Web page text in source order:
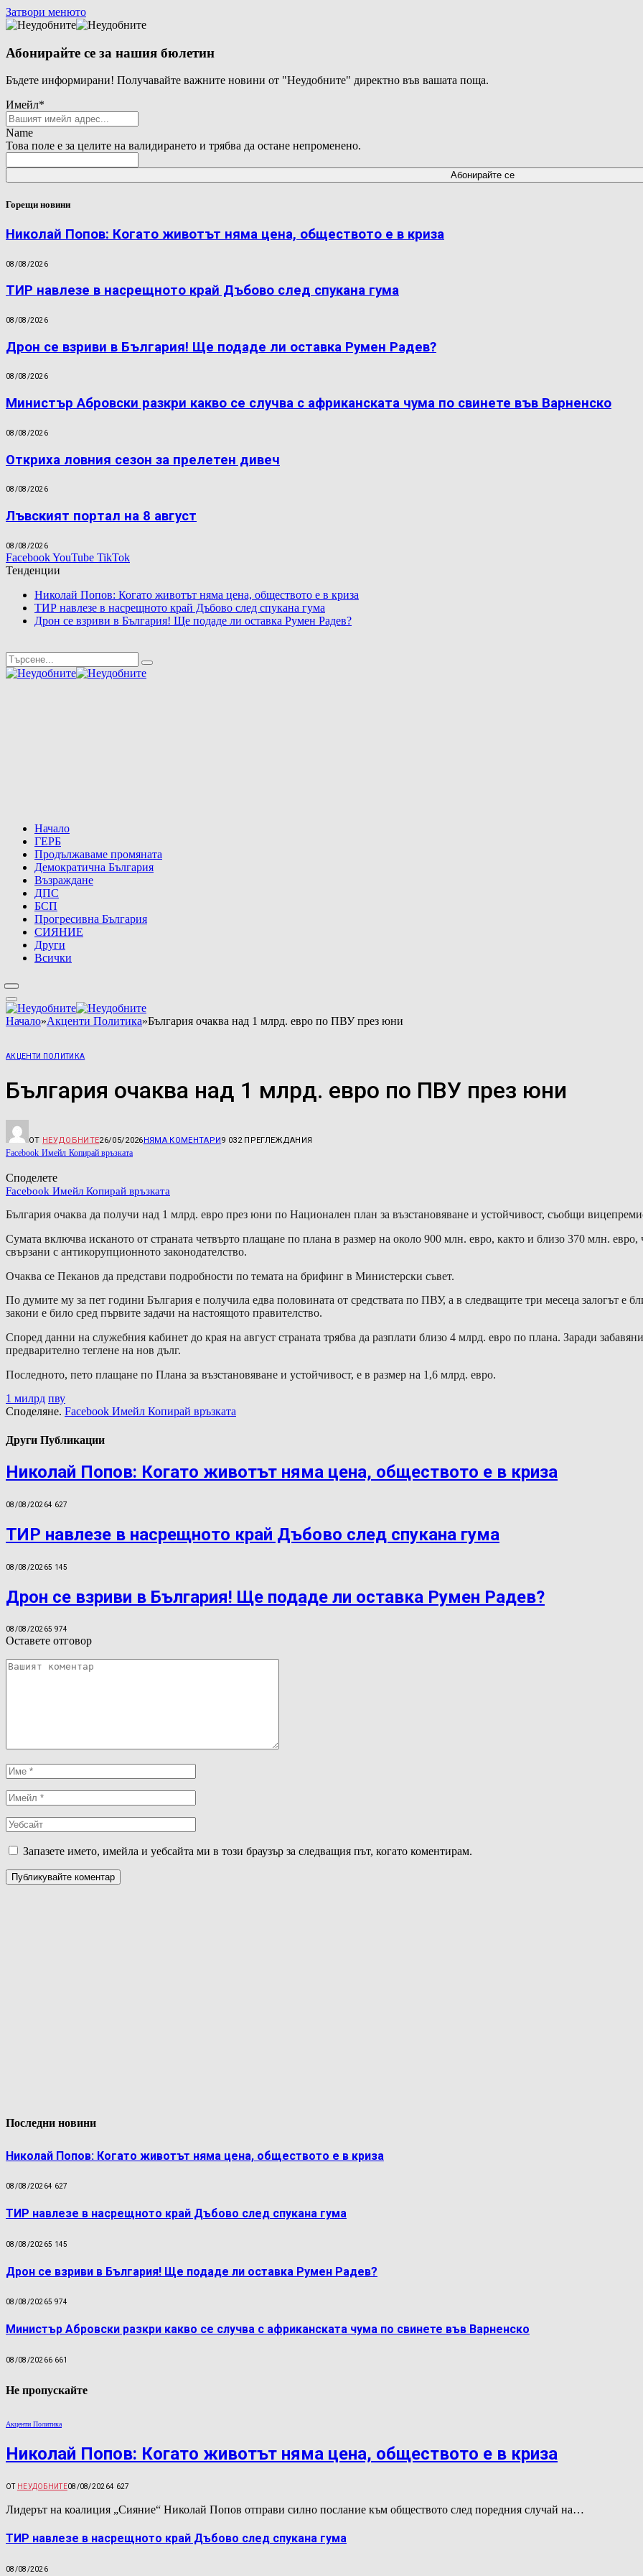
Затвори менюто
Абонирайте се за нашия бюлетин
Бъдете информирани! Получавайте важните новини от "Неудобните" директно във вашата поща.
Имейл*
Name
Това поле е за целите на валидирането и трябва да остане непроменено.
Горещи новини
Николай Попов: Когато животът няма цена, обществото е в криза
08/08/2026
ТИР навлезе в насрещното край Дъбово след спукана гума
08/08/2026
Дрон се взриви в България! Ще подаде ли оставка Румен Радев?
08/08/2026
Министър Абровски разкри какво се случва с африканската чума по свинете във Варненско
08/08/2026
Откриха ловния сезон за прелетен дивеч
08/08/2026
Лъвският портал на 8 август
08/08/2026
FacebookYouTube TikTok
Тенденции
Николай Попов: Когато животът няма цена, обществото е в криза
ТИР навлезе в насрещното край Дъбово след спукана гума
Дрон се взриви в България! Ще подаде ли оставка Румен Радев?
Начало
ГЕРБ
Продължаваме промяната
Демократична България
Възраждане
ДПС
БСП
Прогресивна България
СИЯНИЕ
Други
Всички
Начало»Акценти Политика»България очаква над 1 млрд. евро по ПВУ през юни
АКЦЕНТИ ПОЛИТИКА
България очаква над 1 млрд. евро по ПВУ през юни
ОТ НЕУДОБНИТЕ26/05/2026НЯМА КОМЕНТАРИ9 032 ПРЕГЛЕЖДАНИЯ
Facebook Имейл Копирай връзката
Споделете
Facebook Имейл Копирай връзката
България очаква да получи над 1 млрд. евро през юни по Национален план за възстановяване и устойчивост, съобщи
Сумата включва исканото от страната четвърто плащане по плана в размер на около 900 млн. евро, както и близо 370 млн.
свързани с антикорупционното законодателство.
Очаква се Пеканов да представи подробности по темата на брифинг в Министерски съвет.
По думите му за пет години България е получила едва половината от средствата по ПВУ, а в следващите три месеца залогът е
закони е било сред първите задачи на настоящото правителство.
Според данни на служебния кабинет до края на август страната трябва да разплати близо 4 млрд. евро по плана. Заради
предварително теглене на нов дълг.
Последното, пето плащане по Плана за възстановяване и устойчивост, е в размер на 1,6 млрд. евро.
1 милрд пву
Споделяне. Facebook Имейл Копирай връзката
Други Публикации
Николай Попов: Когато животът няма цена, обществото е в криза
08/08/20264 627
ТИР навлезе в насрещното край Дъбово след спукана гума
08/08/20265 145
Дрон се взриви в България! Ще подаде ли оставка Румен Радев?
08/08/20265 974
Оставете отговор
Запазете името, имейла и уебсайта ми в този браузър за следващия път, когато коментирам.
Последни новини
Николай Попов: Когато животът няма цена, обществото е в криза
08/08/20264 627
ТИР навлезе в насрещното край Дъбово след спукана гума
08/08/20265 145
Дрон се взриви в България! Ще подаде ли оставка Румен Радев?
08/08/20265 974
Министър Абровски разкри какво се случва с африканската чума по свинете във Варненско
08/08/20266 661
Не пропускайте
Акценти Политика
Николай Попов: Когато животът няма цена, обществото е в криза
ОТ НЕУДОБНИТЕ08/08/20264 627
Лидерът на коалиция „Сияние“ Николай Попов отправи силно послание към обществото след поредния случай на…
ТИР навлезе в насрещното край Дъбово след спукана гума
08/08/2026